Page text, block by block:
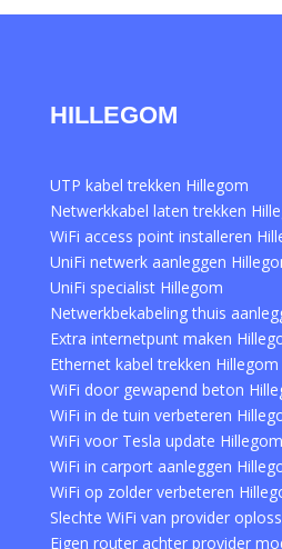
HILLEGOM
UTP kabel trekken Hillegom
Netwerkkabel laten trekken
WiFi access point installeren
UniFi netwerk aanleggen
UniFi specialist Hillegom
Netwerkbekabeling thuis
Extra internetpunt maken
Ethernet kabel trekken Hillegom
WiFi door gewapend beton
WiFi in de tuin verbeteren
WiFi voor Tesla update Hillegom
WiFi in carport aanleggen
WiFi op zolder verbeteren
Slechte WiFi van provider
Eigen router achter provider